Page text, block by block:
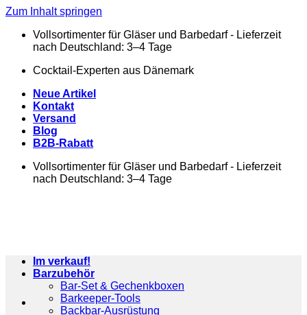
Zum Inhalt springen
Vollsortimenter für Gläser und Barbedarf - Lieferzeit
nach Deutschland: 3–4 Tage
Cocktail-Experten aus Dänemark
Neue Artikel
Kontakt
Versand
Blog
B2B-Rabatt
Vollsortimenter für Gläser und Barbedarf - Lieferzeit
nach Deutschland: 3–4 Tage
Im verkauf!
Barzubehör
Bar-Set & Gechenkboxen
Barkeeper-Tools
Backbar-Ausrüstung